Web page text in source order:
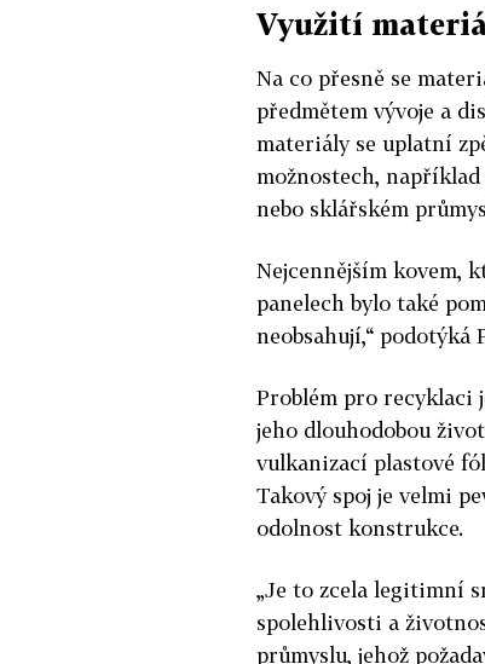
Využití
Na co přesně se
předmětem vývoje a
materiály se uplatní
možnostech,
nebo sklářském
Nejcennějším kovem,
panelech bylo také
neobsahují,“ podotýká
Problém pro recyklaci
jeho dlouhodobou
vulkanizací plastové
Takový spoj je velmi
odolnost konstrukce.
„Je to zcela legitimní
spolehlivosti a
průmyslu, jehož